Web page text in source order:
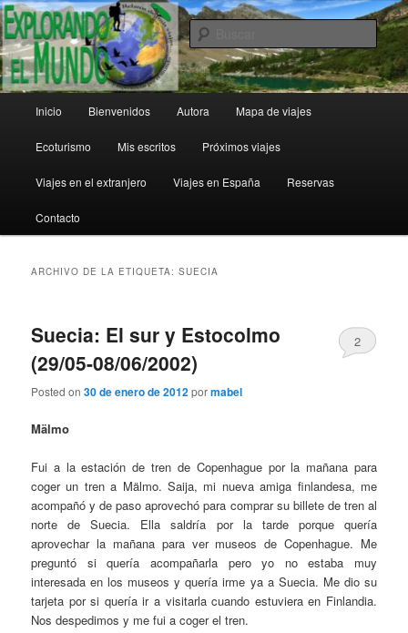
Ir
al
contenido
principal
Ir
al
contenido
secundarioExplorando el Mundo
principal
Inicio Bienvenidos Autora Mapa de viajes
Ecoturismo Mis escritos Próximos viajes
Viajes en el extranjero Viajes en España Reservas
Contacto
ARCHIVO DE LA ETIQUETA:SUECIA
Suecia: El sur y Estocolmo
(29/05-08/06/2002)
Posted on30 de enero de 2012pormabel
2
Mälmo
Fui a la estación de tren de Copenhague por la mañana para
coger un tren a Mälmo. Saija, mi nueva amiga finlandesa, me
acompañó y de paso aprovechó para comprar su billete de tren al
norte de Suecia. Ella saldría por la tarde porque quería
aprovechar la mañana para ver museos de Copenhague. Me
preguntó si quería acompañarla pero yo no estaba muy
interesada en los museos y quería irme ya a Suecia. Me dio su
tarjeta por si quería ir a visitarla cuando estuviera en Finlandia.
Nos despedimos y me fui a coger el tren.